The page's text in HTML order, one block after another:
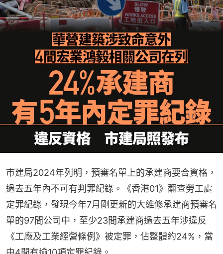
市建局2024年列明，預審名單上的承建商要合資格，
過去五年內不可有判罪紀錄。《香港01》翻查勞工處
定罪紀錄，發現今年7月剛更新的大維修承建商預審名
單的97間公司中，至少23間承建商過去五年涉違反
《工廠及工業經營條例》被定罪，佔整體約24%，當